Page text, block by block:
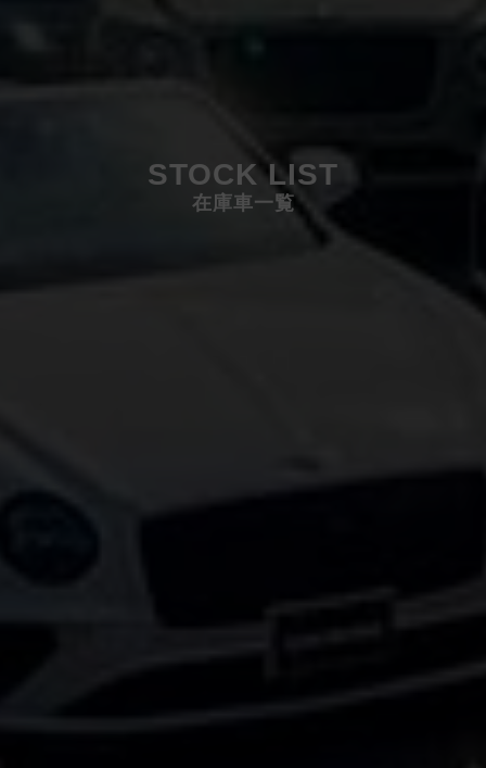
STOCK LIST
在庫車一覧